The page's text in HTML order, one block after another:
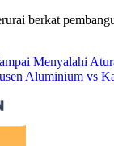
berkat
Menyalahi
Aluminium vs